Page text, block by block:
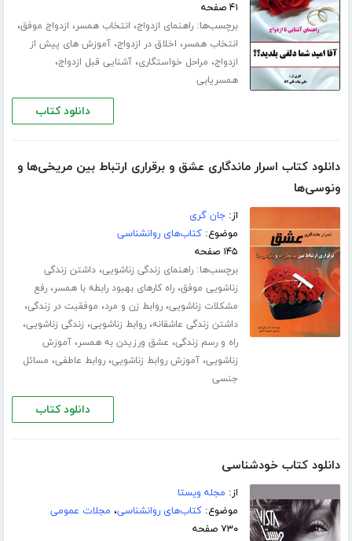
۴۱ صفحه
برچسب‌ها:راهنمای ازدواج، انتخاب همسر، ازدواج موفق،
انتخاب همسر، اخلاق در ازدواج،آموزش های پیش از
ازدواج، مراحل خواستگاری،آشنایی قبل ازدواج،
همسریابی
دانلود کتاب
دانلود کتاب اسرار ماندگاری عشق و برقراری ارتباط بین مریخی‌ها و
ونوسی‌ها‎
از:جان گری
موضوع:کتاب‌های روانشناسی
۱۴۵ صفحه
برچسب‌ها:راهنمای زندگی زناشویی،داشتن زندگی
زناشویی موفق،راه کارهای بهبود رابطه با همسر،رفع
مشکلات زناشویی،روابط زن و مرد، موفقیت در زندگی،
داشتن زندگی عاشقانه،روابط زناشویی، زندگی زناشویی،
راه و رسم زندگی، عشق ورزیدن به همسر،آموزش
زناشویی،آموزش روابط زناشویی،روابط عاطفی، مسائل
جنسی
دانلود کتاب
دانلود کتاب خودشناسی
از: مجله ویستا
موضوع:کتاب‌های روانشناسی، مجلات عمومی
۷۳۰ صفحه